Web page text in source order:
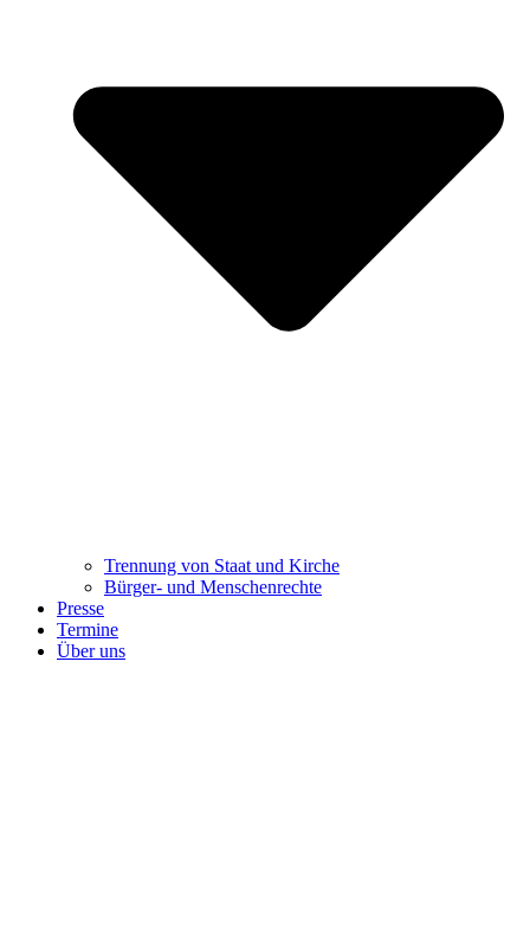
Trennung ​​​​​​​von Staat und Kirche
Bürger- und Menschenrechte
Presse
Termine
Über uns